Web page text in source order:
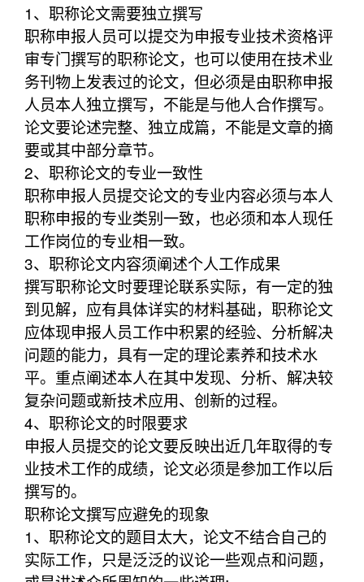
1、职称论文需要独立撰写
职称申报人员可以提交为申报专业技术资格评
审专门撰写的职称论文，也可以使用在技术业
务刊物上发表过的论文，但必须是由职称申报
人员本人独立撰写，不能是与他人合作撰写。
论文要论述完整、独立成篇，不能是文章的摘
要或其中部分章节。
2、职称论文的专业一致性
职称申报人员提交论文的专业内容必须与本人
职称申报的专业类别一致，也必须和本人现任
工作岗位的专业相一致。
3、职称论文内容须阐述个人工作成果
撰写职称论文时要理论联系实际，有一定的独
到见解，应有具体详实的材料基础，职称论文
应体现申报人员工作中积累的经验、分析解决
问题的能力，具有一定的理论素养和技术水
平。重点阐述本人在其中发现、分析、解决较
复杂问题或新技术应用、创新的过程。
4、职称论文的时限要求
申报人员提交的论文要反映出近几年取得的专
业技术工作的成绩，论文必须是参加工作以后
撰写的。
职称论文撰写应避免的现象
1、职称论文的题目太大，论文不结合自己的
实际工作，只是泛泛的议论一些观点和问题，